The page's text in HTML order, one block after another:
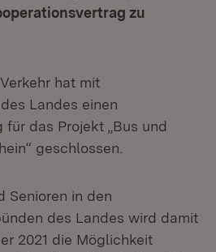
zu
hat mit
Landes einen
das Projekt „Bus und
geschlossen.
Senioren in den
des Landes wird damit
2021 die Möglichkeit